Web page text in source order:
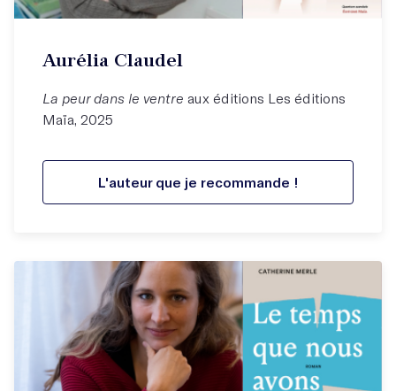
Aurélia Claudel
La peur dans le ventre aux éditions Les éditions
Maïa, 2025
L'auteur que je recommande !